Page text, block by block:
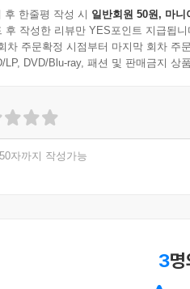
내 집에 들른 언니의 손에 들린
이라면 백화점에서 작정하고 골
로의 얼굴은 봐온 적 없는 우리
후 한줄평 작성 시 일반회원 50원, 마니
후 작성한 리뷰만 YES포인트 지급됩니
차 주문확정 시점부터 마지막 회차 주
LP, DVD/Blu-ray, 패션 및 판매금지 상
자까지 작성가능
3